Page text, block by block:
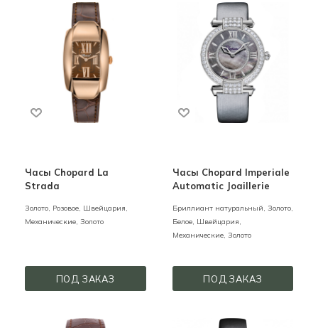
Часы Chopard La
Strada
Золото, Розовое, Швейцария,
Механические, Золото
ПОД ЗАКАЗ
Часы Chopard Imperiale
Automatic Joaillerie
Бриллиант натуральный, Золото,
Белое, Швейцария,
Механические, Золото
ПОД ЗАКАЗ